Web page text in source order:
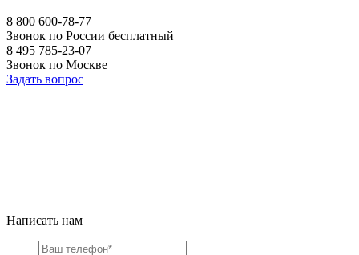
8 800 600-78-77
Звонок по России бесплатный
8 495 785-23-07
Звонок по Москве
Задать вопрос
Написать нам